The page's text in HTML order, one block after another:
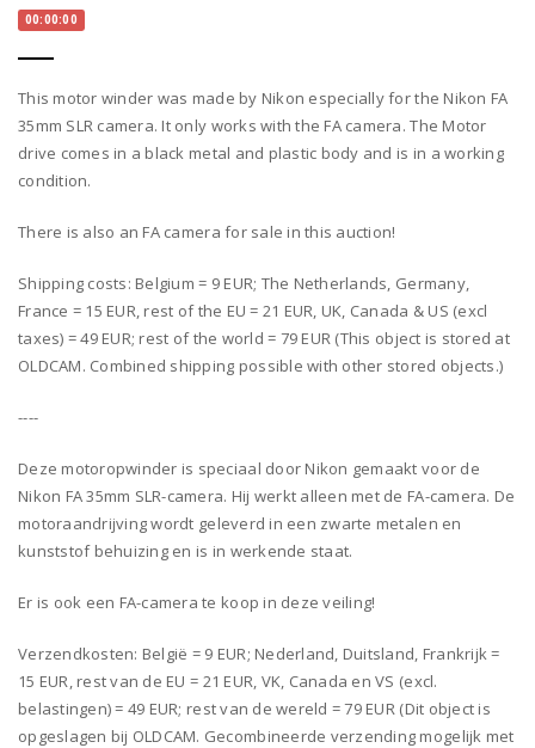
00:00:00
This motor winder was made by Nikon especially for the Nikon FA
35mm SLR camera. It only works with the FA camera. The Motor
drive comes in a black metal and plastic body and is in a working
condition.
There is also an FA camera for sale in this auction!
Shipping costs: Belgium = 9 EUR; The Netherlands, Germany,
France = 15 EUR, rest of the EU = 21 EUR, UK, Canada & US (excl
taxes) = 49 EUR; rest of the world = 79 EUR (This object is stored at
OLDCAM. Combined shipping possible with other stored objects.)
----
Deze motoropwinder is speciaal door Nikon gemaakt voor de
Nikon FA 35mm SLR-camera. Hij werkt alleen met de FA-camera. De
motoraandrijving wordt geleverd in een zwarte metalen en
kunststof behuizing en is in werkende staat.
Er is ook een FA-camera te koop in deze veiling!
Verzendkosten: België = 9 EUR; Nederland, Duitsland, Frankrijk =
15 EUR, rest van de EU = 21 EUR, VK, Canada en VS (excl.
belastingen) = 49 EUR; rest van de wereld = 79 EUR (Dit object is
opgeslagen bij OLDCAM. Gecombineerde verzending mogelijk met